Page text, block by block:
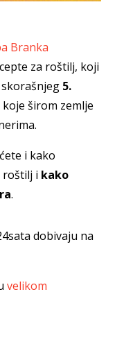
Branka
za roštilj, koji
5.
koje širom zemlje
i kako
roštilj i kako
.
dobivaju na
velikom